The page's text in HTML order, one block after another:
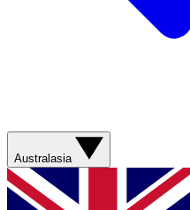
Australasia